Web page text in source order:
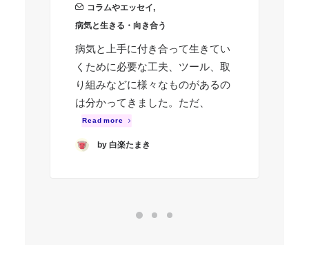
コラムやエッセイ,
病気と生きる・向き合う
病気と上手に付き合って生きてい
くために必要な工夫、ツール、取
り組みなどに様々なものがあるの
は分かってきました。ただ、
Read more
by 白楽たまき